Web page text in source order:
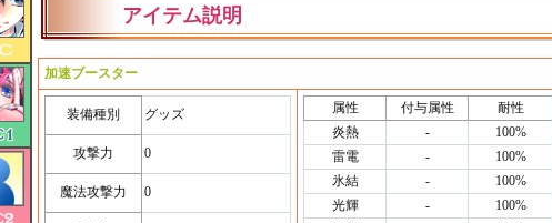
アイテム説明
加速ブースター
装備種別 グッズ
攻撃力 0
魔法攻撃力 0
属性 付与属性
耐性
炎熱
-
100%
雷電
-
100%
氷結
-
100%
光輝
-
100%